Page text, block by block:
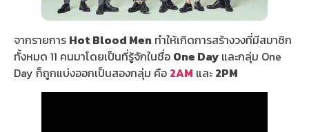
จากรายการ Hot Blood Men ทำให้เกิดการสร้างวงที่มีสมาชิก
ทั้งหมด 11 คนมาโดยเป็นที่รู้จักในชื่อ One Day และกลุ่ม One
Day ก็ถูกแบ่งออกเป็นสองกลุ่ม คือ 2AM และ 2PM